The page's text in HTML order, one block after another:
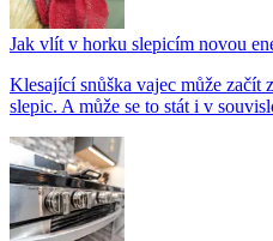
Jak vlít v horku slepicím novou
Klesající snůška vajec může začít
slepic. A může se to stát i v